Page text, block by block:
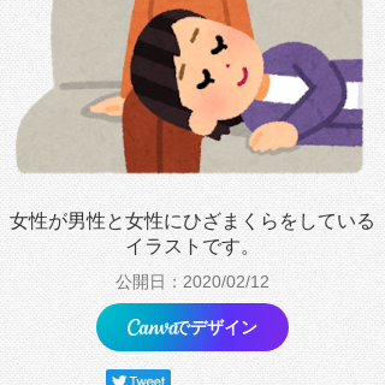
女性が男性と女性にひざまくらをしている
イラストです。
公開日：2020/02/12
でデザイン